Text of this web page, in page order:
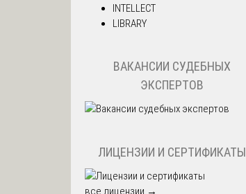
INTELLECT
LIBRARY
ВАКАНСИИ СУДЕБНЫХ
ЭКСПЕРТОВ
ЛИЦЕНЗИИ И СЕРТИФИКАТЫ
все лицензии →